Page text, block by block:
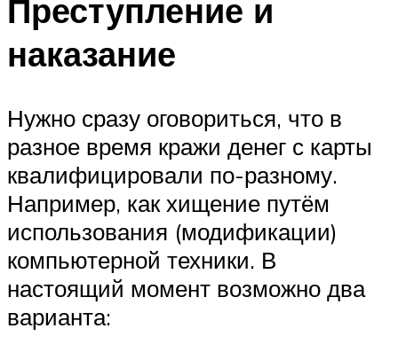
Преступление и
наказание
Нужно сразу оговориться, что в
разное время кражи денег с карты
квалифицировали по-разному.
Например, как хищение путём
использования (модификации)
компьютерной техники. В
настоящий момент возможно два
варианта: